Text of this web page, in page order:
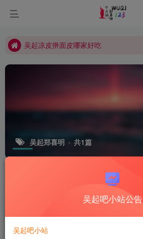
吴起凉皮擀面皮哪家好吃
吴起凉皮擀面皮哪家好吃
吴起文旅唱支山歌给党听
吴起郑喜明 共1篇
评论
吴起吧小站公告
吴起吧小站